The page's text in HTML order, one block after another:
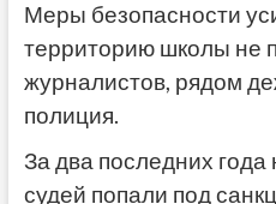
Меры безопасности
территорию школы не
журналистов, рядом
полиция.
За два последних года
судей попали под